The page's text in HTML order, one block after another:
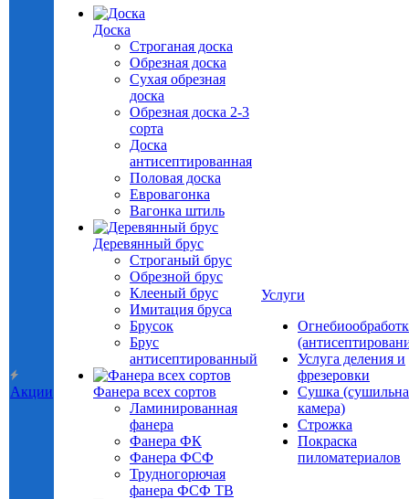
Акции
Доска
Строганая доска
Обрезная доска
Сухая обрезная
доска
Обрезная доска 2-3
сорта
Доска
антисептированная
Половая доска
Евровагонка
Вагонка штиль
Деревянный брус
Строганый брус
Обрезной брус
Клееный брус
Имитация бруса
Брусок
Брус
антисептированный
Фанера всех сортов
Ламинированная
фанера
Фанера ФК
Фанера ФСФ
Трудногорючая
фанера ФСФ ТВ
Услуги
Услуга деления и
фрезеровки
Сушка
камера)
Строжка
Покраска
пиломатериалов